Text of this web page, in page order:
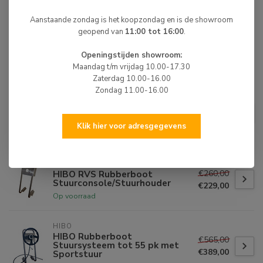
sportsturen. Keuze uit maar liefst 11 soorten.
BIJPASSENDE ARTIKELEN
Stuursysteem tot 55 pk met
Stuur Zwart
HIBO RVS Rubberboot
Stuurconsole/Stuurhouder
Op voorraad
€260,00
€229,00
HIBO
HIBO Rubberboot
Stuursysteem tot 55 pk met
Sportstuur
€565,00
€389,00
Aanstaande zondag is het koopzondag en is de showroom
geopend van 11:00 tot 16:00.
Openingstijden showroom:
Maandag t/m vrijdag 10.00-17.30
Zaterdag 10.00-16.00
Zondag 11.00-16.00
Klik hier voor adresgegevens